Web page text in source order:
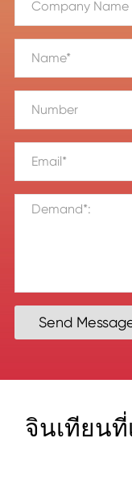
Send
จินเทียนที่